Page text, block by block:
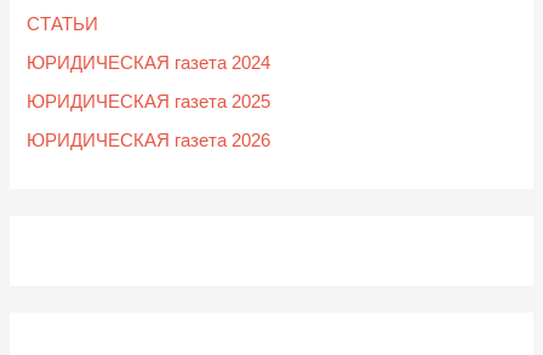
СТАТЬИ
ЮРИДИЧЕСКАЯ газета 2024
ЮРИДИЧЕСКАЯ газета 2025
ЮРИДИЧЕСКАЯ газета 2026